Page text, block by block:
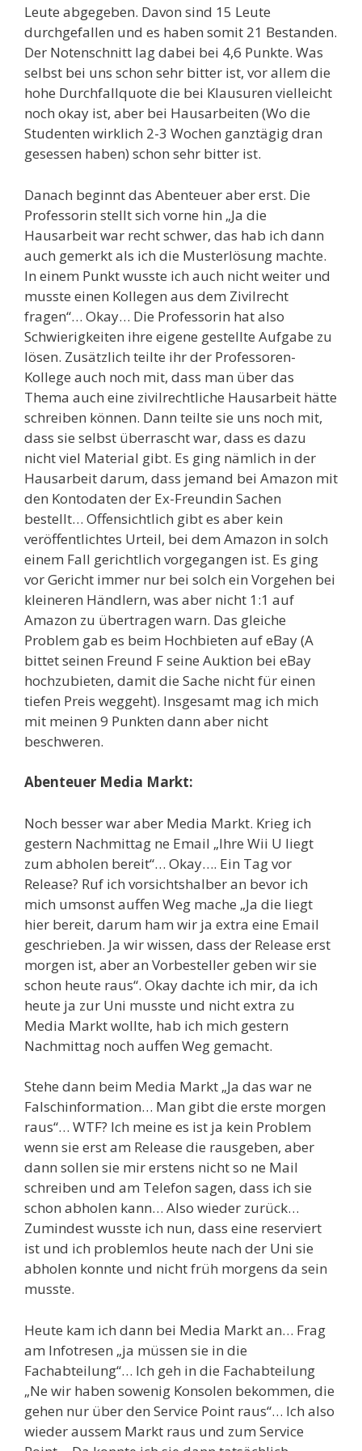
Leute abgegeben. Davon sind 15 Leute
durchgefallen und es haben somit 21 Bestanden.
Der Notenschnitt lag dabei bei 4,6 Punkte. Was
selbst bei uns schon sehr bitter ist, vor allem die
hohe Durchfallquote die bei Klausuren vielleicht
noch okay ist, aber bei Hausarbeiten (Wo die
Studenten wirklich 2-3 Wochen ganztägig dran
gesessen haben) schon sehr bitter ist.
Danach beginnt das Abenteuer aber erst. Die
Professorin stellt sich vorne hin „Ja die
Hausarbeit war recht schwer, das hab ich dann
auch gemerkt als ich die Musterlösung machte.
In einem Punkt wusste ich auch nicht weiter und
musste einen Kollegen aus dem Zivilrecht
fragen“… Okay… Die Professorin hat also
Schwierigkeiten ihre eigene gestellte Aufgabe zu
lösen. Zusätzlich teilte ihr der Professoren-
Kollege auch noch mit, dass man über das
Thema auch eine zivilrechtliche Hausarbeit hätte
schreiben können. Dann teilte sie uns noch mit,
dass sie selbst überrascht war, dass es dazu
nicht viel Material gibt. Es ging nämlich in der
Hausarbeit darum, dass jemand bei Amazon mit
den Kontodaten der Ex-Freundin Sachen
bestellt… Offensichtlich gibt es aber kein
veröffentlichtes Urteil, bei dem Amazon in solch
einem Fall gerichtlich vorgegangen ist. Es ging
vor Gericht immer nur bei solch ein Vorgehen bei
kleineren Händlern, was aber nicht 1:1 auf
Amazon zu übertragen warn. Das gleiche
Problem gab es beim Hochbieten auf eBay (A
bittet seinen Freund F seine Auktion bei eBay
hochzubieten, damit die Sache nicht für einen
tiefen Preis weggeht). Insgesamt mag ich mich
mit meinen 9 Punkten dann aber nicht
beschweren.
Abenteuer Media Markt:
Noch besser war aber Media Markt. Krieg ich
gestern Nachmittag ne Email „Ihre Wii U liegt
zum abholen bereit“… Okay…. Ein Tag vor
Release? Ruf ich vorsichtshalber an bevor ich
mich umsonst auffen Weg mache „Ja die liegt
hier bereit, darum ham wir ja extra eine Email
geschrieben. Ja wir wissen, dass der Release erst
morgen ist, aber an Vorbesteller geben wir sie
schon heute raus“. Okay dachte ich mir, da ich
heute ja zur Uni musste und nicht extra zu
Media Markt wollte, hab ich mich gestern
Nachmittag noch auffen Weg gemacht.
Stehe dann beim Media Markt „Ja das war ne
Falschinformation… Man gibt die erste morgen
raus“… WTF? Ich meine es ist ja kein Problem
wenn sie erst am Release die rausgeben, aber
dann sollen sie mir erstens nicht so ne Mail
schreiben und am Telefon sagen, dass ich sie
schon abholen kann… Also wieder zurück…
Zumindest wusste ich nun, dass eine reserviert
ist und ich problemlos heute nach der Uni sie
abholen konnte und nicht früh morgens da sein
musste.
Heute kam ich dann bei Media Markt an… Frag
am Infotresen „ja müssen sie in die
Fachabteilung“… Ich geh in die Fachabteilung
„Ne wir haben sowenig Konsolen bekommen, die
gehen nur über den Service Point raus“… Ich also
wieder aussem Markt raus und zum Service